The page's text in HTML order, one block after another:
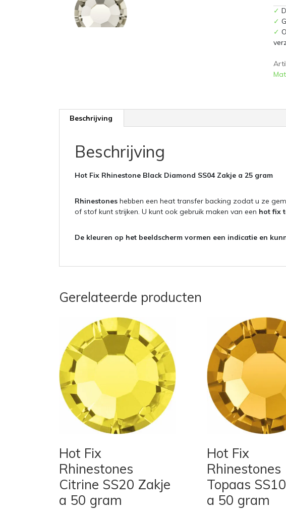
25
✓
✓
✓
Beschrijving
Beschrijving
Hot Fix Rhinestone Black Diamond SS04 Zakje a 25 gram
Rhinestones hebben een heat transfer backing zodat u ze
of stof kunt strijken. U kunt ook gebruik maken van een hot fix
De kleuren op het beeldscherm vormen een indicatie en
Gerelateerde producten
Hot Fix
Rhinestones
Citrine SS20 Zakje
a 50 gram
Hot Fix
Rhinestones
Topaas
a 50 gram